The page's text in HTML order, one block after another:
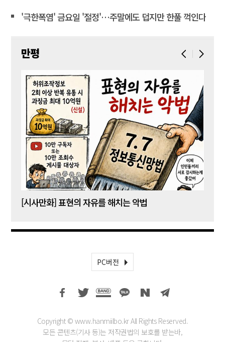
'극한폭염' 금요일 '절정'…주말에도 덥지만 한풀 꺽인다
만평
[시사만화] 표현의 자유를 해치는 악법
PC버전
Copyright © www.hanmiilbo.kr All Rights Reserved.
모든 콘텐츠(기사 등)는 저작권법의 보호를 받는바,